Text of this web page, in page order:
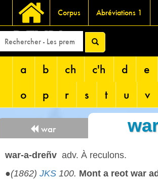
Corpus Abréviations 1
DEVRI
a b ch c'h d
e
o
p r s t u v
war
war-a-dreñv adv. À reculons.
●(1862) JKS 100. Mont a reot war